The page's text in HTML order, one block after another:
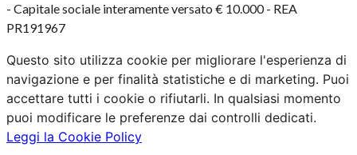
- Capitale sociale interamente versato € 10.000 - REA
PR191967
Questo sito utilizza cookie per migliorare l'esperienza di
navigazione e per finalità statistiche e di marketing. Puoi
accettare tutti i cookie o rifiutarli. In qualsiasi momento
puoi modificare le preferenze dai controlli dedicati.
Leggi la Cookie Policy